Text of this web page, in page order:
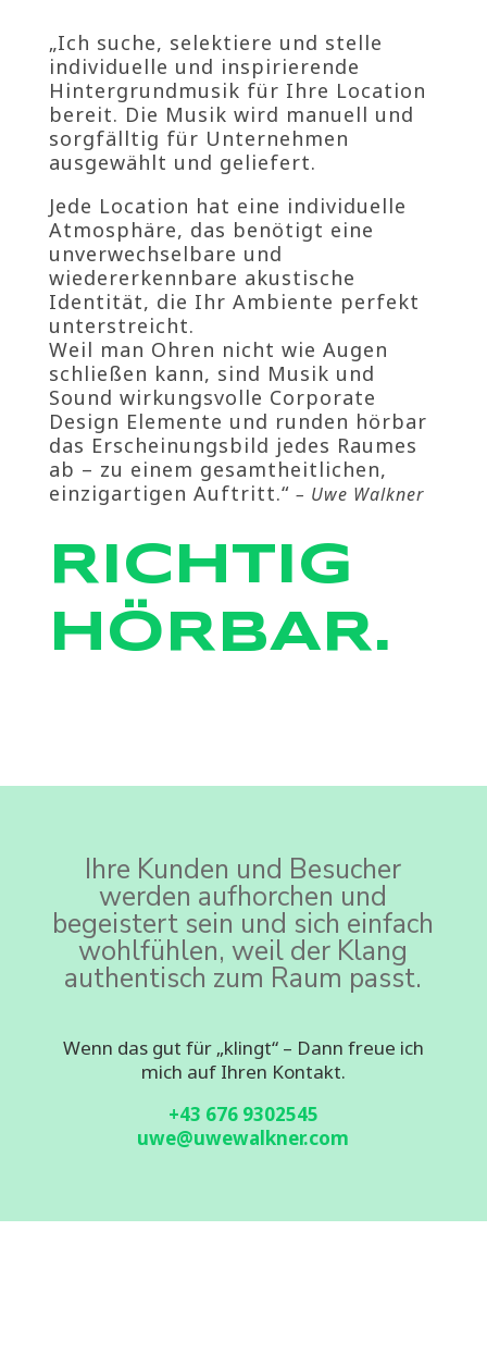
„Ich suche, selektiere und stelle
individuelle und inspirierende
Hintergrundmusik für Ihre Location
bereit. Die Musik wird manuell und
sorgfälltig für Unternehmen
ausgewählt und geliefert.
Jede Location hat eine individuelle
Atmosphäre, das benötigt eine
unverwechselbare und
wiedererkennbare akustische
Identität, die Ihr Ambiente perfekt
unterstreicht.
Weil man Ohren nicht wie Augen
schließen kann, sind Musik und
Sound wirkungsvolle Corporate
Design Elemente und runden hörbar
das Erscheinungsbild jedes Raumes
ab – zu einem gesamtheitlichen,
einzigartigen Auftritt.“ – Uwe Walkner
RICHTIG
HÖRBAR.
Ihre Kunden und Besucher
werden aufhorchen und
begeistert sein und sich einfach
wohlfühlen, weil der Klang
authentisch zum Raum passt.
Wenn das gut für „klingt“ – Dann freue ich
mich auf Ihren Kontakt.
+43 676 9302545
uwe@uwewalkner.com